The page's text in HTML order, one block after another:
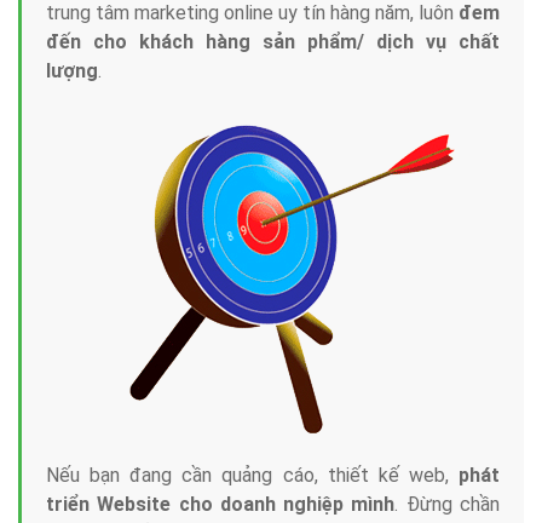
trung tâm marketing online uy tín hàng năm, luôn đem
đến cho khách hàng sản phẩm/ dịch vụ chất
lượng.
Nếu bạn đang cần quảng cáo, thiết kế web, phát
triển Website cho doanh nghiệp mình. Đừng chần